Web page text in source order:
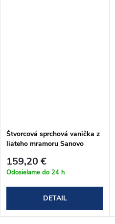
Štvorcová sprchová vanička z
liateho mramoru Sanovo
159,20 €
Odosielame do 24 h
DETAIL